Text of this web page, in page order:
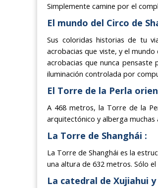
Simplemente camine por el
El mundo del Circo de
Sus coloridas historias de tu
acrobacias que viste, y el
acrobacias que nunca
iluminación controlada por
El Torre de la Perla
A 468 metros, la Torre de la
arquitectónico y alberga muchas
La Torre de Shanghái :
La Torre de Shanghái es la
una altura de 632 metros. Sólo
La catedral de Xujiahui